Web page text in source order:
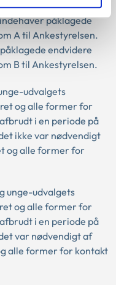
påklagede
A til Ankestyrelsen.
endvidere
B til Ankestyrelsen.
udvalgets
og alle former for
i en periode på
ikke var nødvendigt
og alle former for
unge-udvalgets
og alle former for
i en periode på
var nødvendigt af
alle former for kontakt